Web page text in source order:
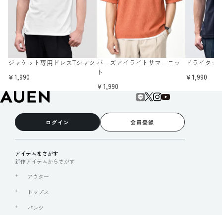
ジャケット専用ドレスTシャツ
￥1,990
バーズアイライトサマーニッ
ト
￥1,990
ドライタッ
￥1,990
ログイン 会員登録
アイテムをさがす
新作アイテムからさがす
アウター
トップス
パンツ